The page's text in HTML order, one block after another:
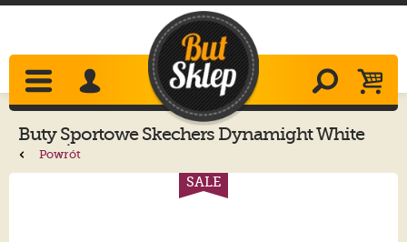
Buty SportoweSkechers Dynamight White
12119/WHT
Powrót
SALE